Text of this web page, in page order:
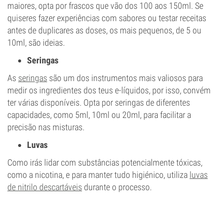
maiores, opta por frascos que vão dos 100 aos 150ml. Se
quiseres fazer experiências com sabores ou testar receitas
antes de duplicares as doses, os mais pequenos, de 5 ou
10ml, são ideias.
Seringas
As seringas são um dos instrumentos mais valiosos para
medir os ingredientes dos teus e-líquidos, por isso, convém
ter várias disponíveis. Opta por seringas de diferentes
capacidades, como 5ml, 10ml ou 20ml, para facilitar a
precisão nas misturas.
Luvas
Como irás lidar com substâncias potencialmente tóxicas,
como a nicotina, e para manter tudo higiénico, utiliza luvas
de nitrilo descartáveis durante o processo.